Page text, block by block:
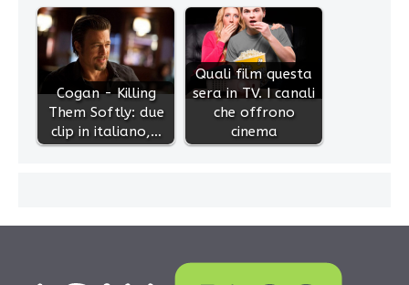
Cogan - Killing
Them Softly: due
clip in italiano,…
Quali film questa
sera in TV. I canali
che offrono
cinema